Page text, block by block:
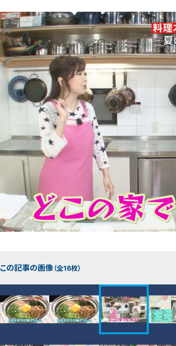
この記事の画像（全16枚）